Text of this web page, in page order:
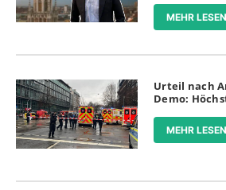
MEHR
Urteil nach
Demo:
MEHR